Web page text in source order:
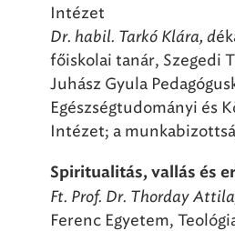
Intézet
Dr. habil. Tarkó Klára, d
főiskolai tanár, Szegedi
Juhász Gyula
Egészségtudományi és
Intézet; a
Spiritualitás, vallás és
Ft. Prof. Dr. Thorday
Ferenc Egyetem,